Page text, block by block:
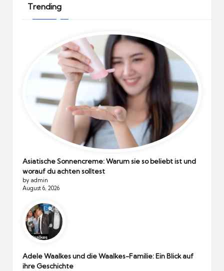
Trending
Asiatische Sonnencreme: Warum sie so beliebt ist und
worauf du achten solltest
by admin
August 6, 2026
Adele Waalkes und die Waalkes-Familie: Ein Blick auf
ihre Geschichte